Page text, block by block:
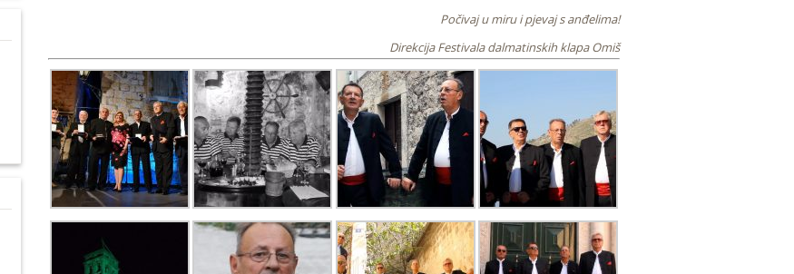
Počivaj u miru i pjevaj s anđelima!
Direkcija Festivala dalmatinskih klapa Omiš